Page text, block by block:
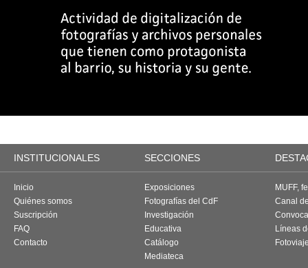
INSTITUCIONALES SECCIONES
Inicio
Quiénes somos
Suscripción
FAQ
Contacto
Exposiciones
Fotografías del CdF
Investigación
Educativa
Catálogo
Mediateca
MUFF,
Canal
Líneas